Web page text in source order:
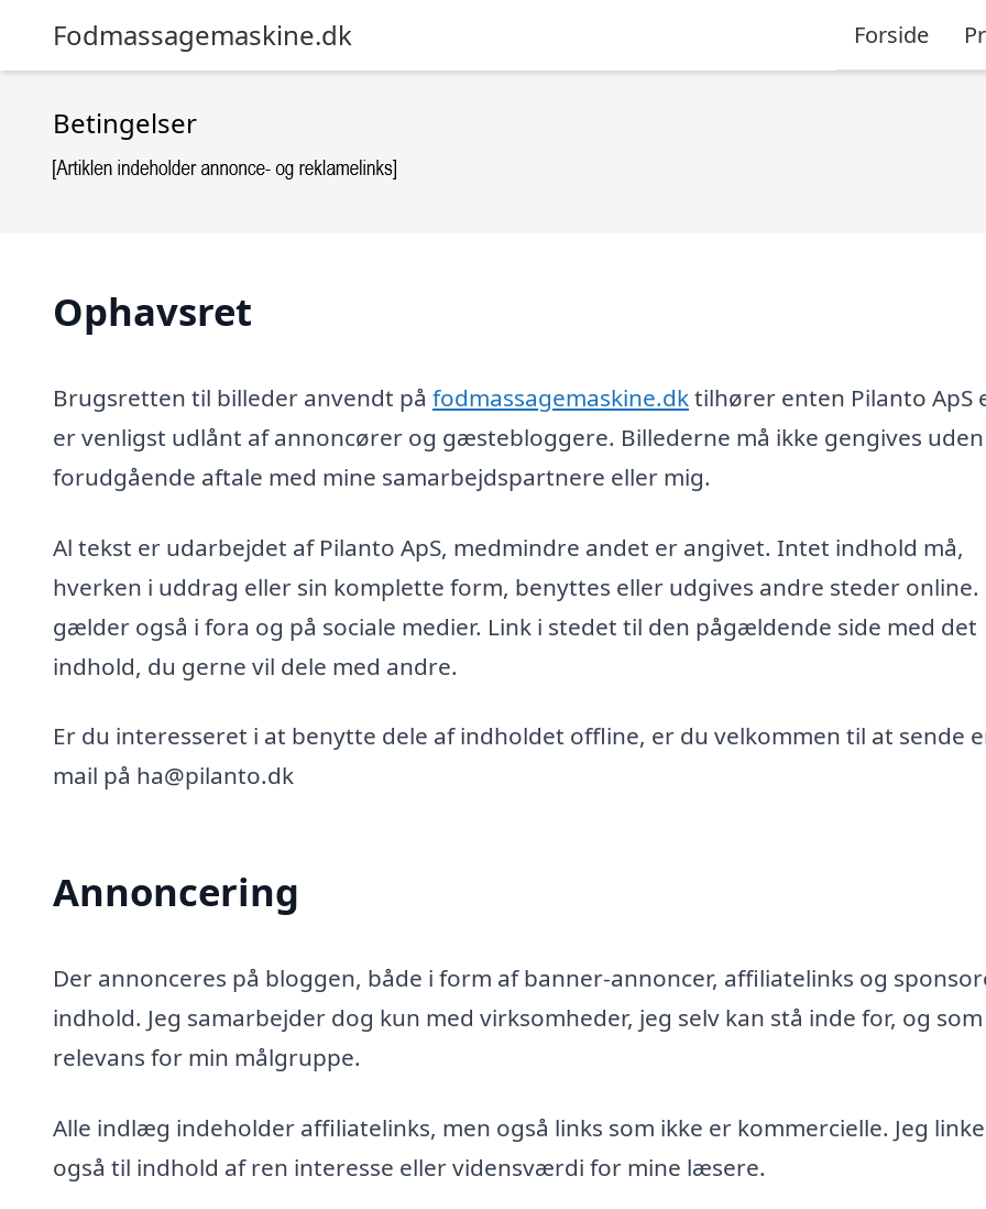
Fodmassagemaskine.dk Forside
Betingelser
Ophavsret
Brugsretten til billeder anvendt på fodmassagemaskine.dktilhører enten Pilanto ApS
er venligst udlånt af annoncører og gæstebloggere. Billederne må ikke gengives uden
forudgående aftale med mine samarbejdspartnere eller mig.
Al tekst er udarbejdet af Pilanto ApS, medmindre andet er angivet. Intet indhold må,
hverken i uddrag eller sin komplette form, benyttes eller udgives andre steder
gælder også i fora og på sociale medier. Link i stedet til den pågældende side med det
indhold, du gerne vil dele med andre.
Er du interesseret i at benytte dele af indholdet offline, er du velkommen til at sende
mail på ha@pilanto.dk
Annoncering
Der annonceres på bloggen, både i form af banner-annoncer, affiliatelinks og
indhold. Jeg samarbejder dog kun med virksomheder, jeg selv kan stå inde for, og
relevans for min målgruppe.
Alle indlæg indeholder affiliatelinks, men også links som ikke er kommercielle. Jeg
også til indhold af ren interesse eller vidensværdi for mine læsere.